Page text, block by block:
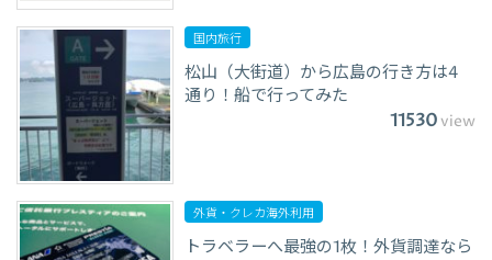
国内旅行
松山（大街道）から広島の行き方は4
通り！船で行ってみた
11530view
外貨・クレカ海外利用
トラベラーへ最強の1枚！外貨調達なら